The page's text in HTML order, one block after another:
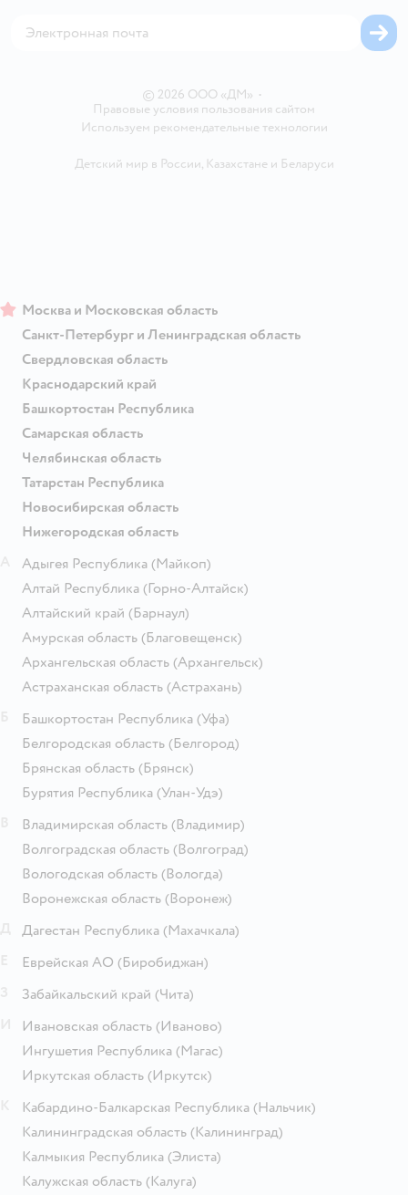
© 2026 ООО «ДМ» •
Правовые условия пользования сайтом
Используем рекомендательные технологии
Детский мир в России, Казахстанеи Беларуси
Москва и Московская область
Санкт-Петербург и Ленинградская область
Свердловская область
Краснодарский край
Башкортостан Республика
Самарская область
Челябинская область
Татарстан Республика
Новосибирская область
Нижегородская область
Адыгея Республика (Майкоп)
Алтай Республика (Горно-Алтайск)
Алтайский край (Барнаул)
Амурская область (Благовещенск)
Архангельская область (Архангельск)
Астраханская область (Астрахань)
Башкортостан Республика (Уфа)
Белгородская область (Белгород)
Брянская область (Брянск)
Бурятия Республика (Улан-Удэ)
Владимирская область (Владимир)
Волгоградская область (Волгоград)
Вологодская область (Вологда)
Воронежская область (Воронеж)
Дагестан Республика (Махачкала)
Еврейская АО (Биробиджан)
Забайкальский край (Чита)
Ивановская область (Иваново)
Ингушетия Республика (Магас)
Иркутская область (Иркутск)
Кабардино-Балкарская Республика (Нальчик)
Калининградская область (Калининград)
Калмыкия Республика (Элиста)
Калужская область (Калуга)